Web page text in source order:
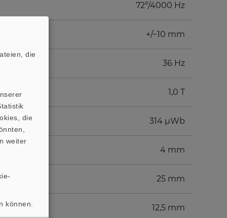
72°/4000 Hz
+/−10 mm
36 Hz
1,0 T
314 µWb
4 mm
25 mm
12,5 mm
die
die
weiter
können.